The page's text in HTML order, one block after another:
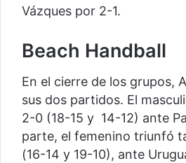
Vázques por 2-1.
Beach Handball
En el cierre de los grupos,
sus dos partidos. El
2-0 (18-15 y 14-12) ante
parte, el femenino triunfó
(16-14 y 19-10), ante